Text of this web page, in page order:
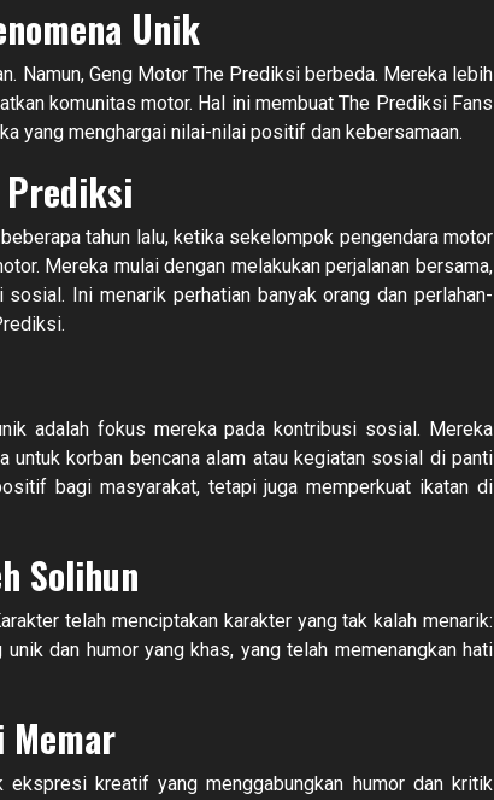
Unik
Namun, Geng Motor The Prediksi berbeda. Mereka lebih
komunitas motor. Hal ini membuat The Prediksi Fans
yang menghargai nilai-nilai positif dan kebersamaan.
Prediksi
tahun lalu, ketika sekelompok pengendara motor
Mereka mulai dengan melakukan perjalanan bersama,
Ini menarik perhatian banyak orang dan perlahan-
adalah fokus mereka pada kontribusi sosial. Mereka
untuk korban bencana alam atau kegiatan sosial di panti
bagi masyarakat, tetapi juga memperkuat ikatan di
Solihun
telah menciptakan karakter yang tak kalah menarik:
dan humor yang khas, yang telah memenangkan hati
kreatif yang menggabungkan humor dan kritik